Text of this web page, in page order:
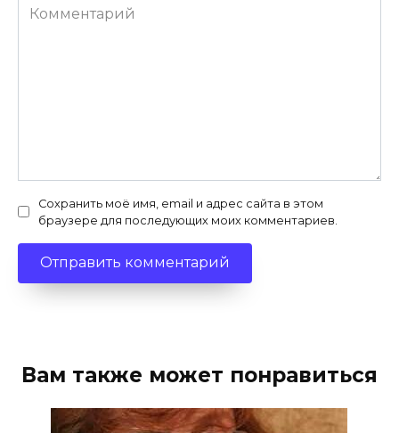
Комментарий
Сохранить моё имя, email и адрес сайта в этом
браузере для последующих моих комментариев.
Вам также может понравиться